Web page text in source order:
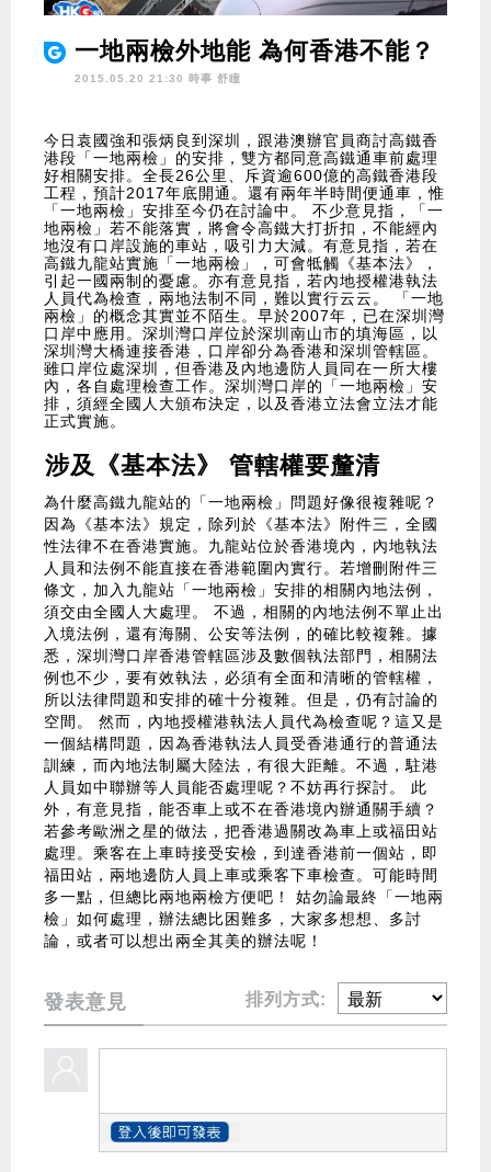
一地兩檢外地能 為何香港不能？
2015.05.20 21:30 時事 舒瞳
今日袁國強和張炳良到深圳，跟港澳辦官員商討高鐵香
港段「一地兩檢」的安排，雙方都同意高鐵通車前處理
好相關安排。全長26公里、斥資逾600億的高鐵香港段
工程，預計2017年底開通。還有兩年半時間便通車，惟
「一地兩檢」安排至今仍在討論中。 不少意見指，「一
地兩檢」若不能落實，將會令高鐵大打折扣，不能經內
地沒有口岸設施的車站，吸引力大減。有意見指，若在
高鐵九龍站實施「一地兩檢」，可會牴觸《基本法》，
引起一國兩制的憂慮。亦有意見指，若內地授權港執法
人員代為檢查，兩地法制不同，難以實行云云。 「一地
兩檢」的概念其實並不陌生。早於2007年，已在深圳灣
口岸中應用。深圳灣口岸位於深圳南山市的填海區，以
深圳灣大橋連接香港，口岸卻分為香港和深圳管轄區。
雖口岸位處深圳，但香港及內地邊防人員同在一所大樓
內，各自處理檢查工作。深圳灣口岸的「一地兩檢」安
排，須經全國人大頒布決定，以及香港立法會立法才能
正式實施。
涉及《基本法》 管轄權要釐清
為什麼高鐵九龍站的「一地兩檢」問題好像很複雜呢？
因為《基本法》規定，除列於《基本法》附件三，全國
性法律不在香港實施。九龍站位於香港境內，內地執法
人員和法例不能直接在香港範圍內實行。若增刪附件三
條文，加入九龍站「一地兩檢」安排的相關內地法例，
須交由全國人大處理。 不過，相關的內地法例不單止出
入境法例，還有海關、公安等法例，的確比較複雜。據
悉，深圳灣口岸香港管轄區涉及數個執法部門，相關法
例也不少，要有效執法，必須有全面和清晰的管轄權，
所以法律問題和安排的確十分複雜。但是，仍有討論的
空間。 然而，內地授權港執法人員代為檢查呢？這又是
一個結構問題，因為香港執法人員受香港通行的普通法
訓練，而內地法制屬大陸法，有很大距離。不過，駐港
人員如中聯辦等人員能否處理呢？不妨再行探討。 此
外，有意見指，能否車上或不在香港境內辦通關手續？
若參考歐洲之星的做法，把香港過關改為車上或福田站
處理。乘客在上車時接受安檢，到達香港前一個站，即
福田站，兩地邊防人員上車或乘客下車檢查。可能時間
多一點，但總比兩地兩檢方便吧！ 姑勿論最終「一地兩
檢」如何處理，辦法總比困難多，大家多想想、多討
論，或者可以想出兩全其美的辦法呢！
發表意見 排列方式: